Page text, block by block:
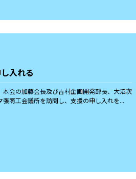
入れる
会の加藤会長及び吉村企画開発部長、大沼次
商工会議所を訪問し、支援の申し入れを...